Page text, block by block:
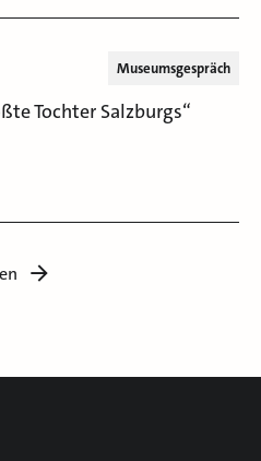
Museumsgespräch
Tochter Salzburgs“